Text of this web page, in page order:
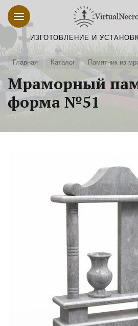
ИЗГОТОВЛЕНИЕ И
Главная Каталог Памятник из
Мраморный
форма №51